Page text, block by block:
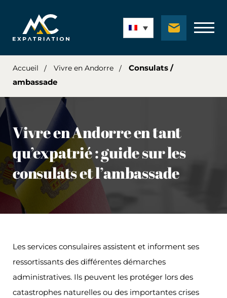
Accueil Vivre en Andorre
Consulats /
ambassade
Vivre en Andorre en tant
qu’expatrié : guide sur les
consulats et l’ambassade
Les services consulaires assistent et informent ses
ressortissants des différentes démarches
administratives. Ils peuvent les protéger lors des
catastrophes naturelles ou des importantes crises